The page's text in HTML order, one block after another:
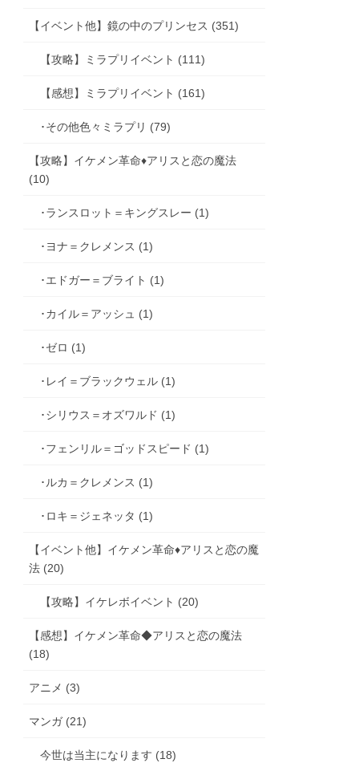
【イベント他】鏡の中のプリンセス (351)
【攻略】ミラプリイベント (111)
【感想】ミラプリイベント (161)
･その他色々ミラプリ (79)
【攻略】イケメン革命♦アリスと恋の魔法
(10)
･ランスロット＝キングスレー (1)
･ヨナ＝クレメンス (1)
･エドガー＝ブライト (1)
･カイル＝アッシュ (1)
･ゼロ (1)
･レイ＝ブラックウェル (1)
･シリウス＝オズワルド (1)
･フェンリル＝ゴッドスピード (1)
･ルカ＝クレメンス (1)
･ロキ＝ジェネッタ (1)
【イベント他】イケメン革命♦アリスと恋の魔
法 (20)
【攻略】イケレボイベント (20)
【感想】イケメン革命◆アリスと恋の魔法
(18)
アニメ (3)
マンガ (21)
今世は当主になります (18)